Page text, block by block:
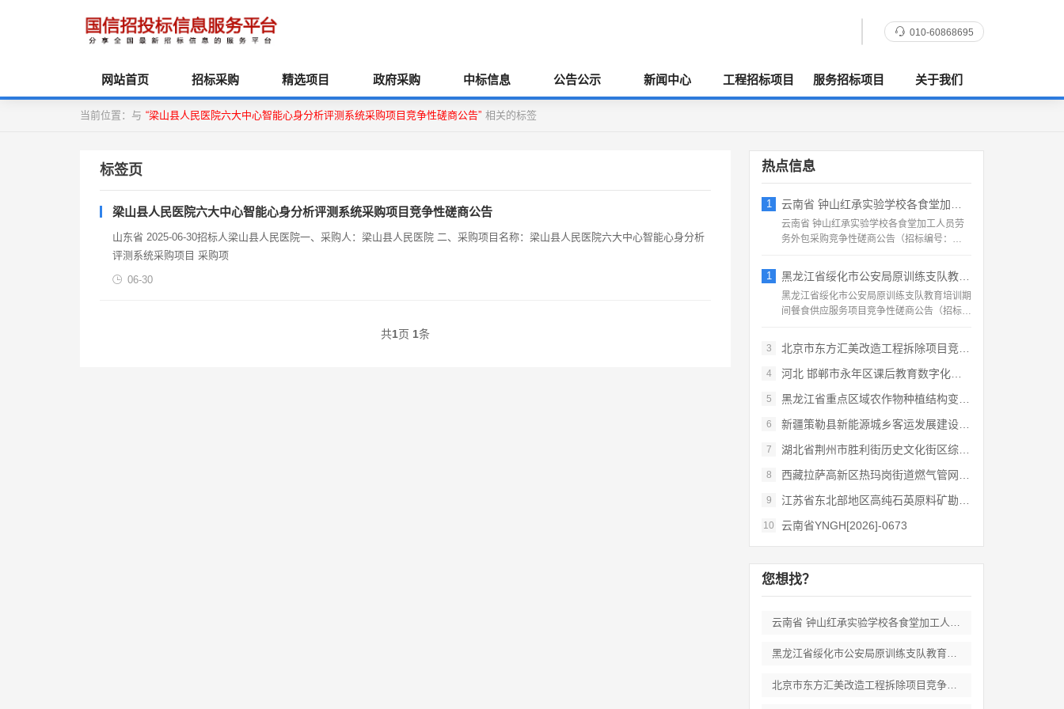
010-60868695
网站首页 招标采购 精选项目 政府采购 中标信息 公告公示 新闻中心 工程招标项目 服务招标项目 关于我们
当前位置：与 “梁山县人民医院六大中心智能心身分析评测系统采购项目竞争性磋商公告” 相关的标签
标签页
梁山县人民医院六大中心智能心身分析评测系统采购项目竞争性磋商公告
山东省 2025-06-30招标人梁山县人民医院一、采购人：梁山县人民医院 二、采购项目名称：梁山县人民医院六大中心智能心身分析
评测系统采购项目 采购项
06-30
共1页 1条
热点信息
1 云南省 钟山红承实验学校各食堂加工人员劳
云南省 钟山红承实验学校各食堂加工人员劳
务外包采购竞争性磋商公告（招标编号：
1 黑龙江省绥化市公安局原训练支队教育培训期
黑龙江省绥化市公安局原训练支队教育培训期
间餐食供应服务项目竞争性磋商公告（招标编
3
北京市东方汇美改造工程拆除项目竞争性磋商
4 河北 邯郸市永年区课后教育数字化管理平台
5 黑龙江省重点区域农作物种植结构变化遥感
6 新疆策勒县新能源城乡客运发展建设项目
7 湖北省荆州市胜利街历史文化街区综合开发和
8 西藏拉萨高新区热玛岗街道燃气管网全覆盖延
9 江苏省东北部地区高纯石英原料矿勘查岩心钻
10 云南省YNGH[2026]-0673
您想找？
云南省 钟山红承实验学校各食堂加工人员劳
黑龙江省绥化市公安局原训练支队教育培训期